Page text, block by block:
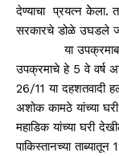
देण्याचा प्रयत्न केेला.
सरकारचे डोळे उघडले
या उपक्रमाबदद्ल
उपक्रमाचे हे 5 वे वर्ष
26/11 या दहशतवादी
अशोक कामठे यांच्या घरी
महाडिक यांच्या घरी
पाकिस्तानच्या